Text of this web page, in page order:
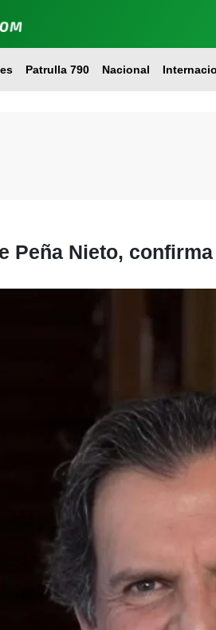
Patrulla 790 Nacional
Peña Nieto,